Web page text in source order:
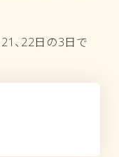
、22日の3日で